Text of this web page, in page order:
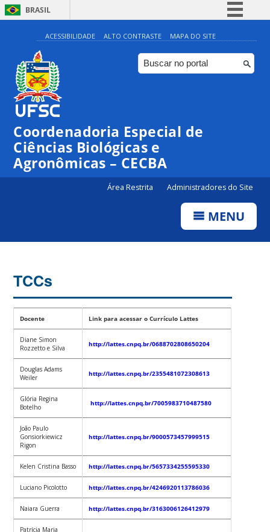
BRASIL
Simplifique!
Comunica BR
Participe
Canais
ACESSIBILIDADE ALTO CONTRASTE MAPA DO SITE
Coordenadoria Especial de
Ciências Biológicas e
Agronômicas – CECBA
Área Restrita Administradores do Site
MENU
TCCs
Docente Link para acessar o Currículo Lattes
Diane Simon
Rozzetto e Silva
http://lattes.cnpq.br/0688702808650204
Douglas Adams
Weiler
http://lattes.cnpq.br/2355481072308613
Glória Regina
Botelho
http://lattes.cnpq.br/7005983710487580
João Paulo
Gonsiorkiewicz
Rigon
http://lattes.cnpq.br/9000573457999515
Kelen Cristina Basso http://lattes.cnpq.br/5657334255595330
Luciano Picolotto http://lattes.cnpq.br/4246920113786036
Naiara Guerra http://lattes.cnpq.br/3163006126412979
Patrícia Maria